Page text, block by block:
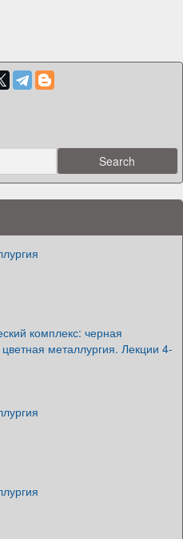
комплекс: черная
металлургия. Лекции 4-